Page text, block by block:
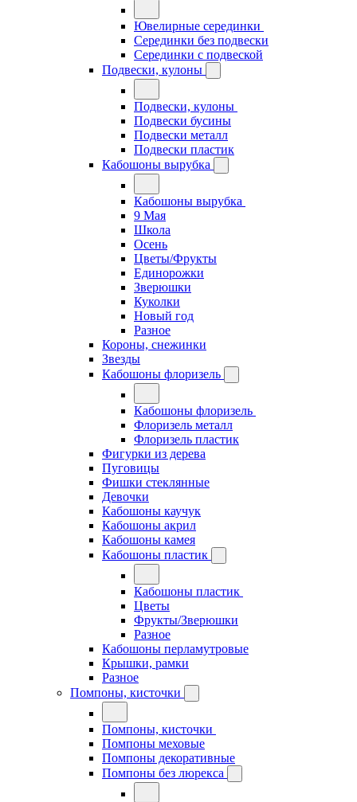
Ювелирные серединки
Серединки без подвески
Серединки с подвеской
Подвески, кулоны
Подвески, кулоны
Подвески бусины
Подвески металл
Подвески пластик
Кабошоны вырубка
Кабошоны вырубка
9 Мая
Школа
Осень
Цветы/Фрукты
Единорожки
Зверюшки
Куколки
Новый год
Разное
Короны, снежинки
Звезды
Кабошоны флоризель
Кабошоны флоризель
Флоризель металл
Флоризель пластик
Фигурки из дерева
Пуговицы
Фишки стеклянные
Девочки
Кабошоны каучук
Кабошоны акрил
Кабошоны камея
Кабошоны пластик
Кабошоны пластик
Цветы
Фрукты/Зверюшки
Разное
Кабошоны перламутровые
Крышки, рамки
Разное
Помпоны, кисточки
Помпоны, кисточки
Помпоны меховые
Помпоны декоративные
Помпоны без люрекса